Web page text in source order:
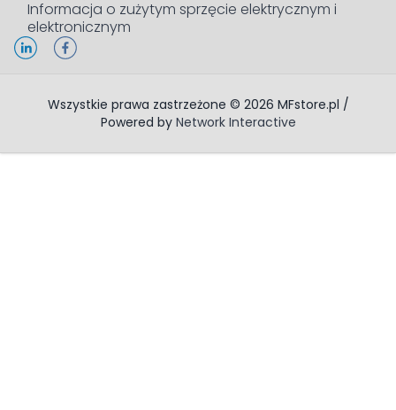
Informacja o zużytym sprzęcie elektrycznym i
elektronicznym
Wszystkie prawa zastrzeżone © 2026 MFstore.pl /
Powered by Network Interactive